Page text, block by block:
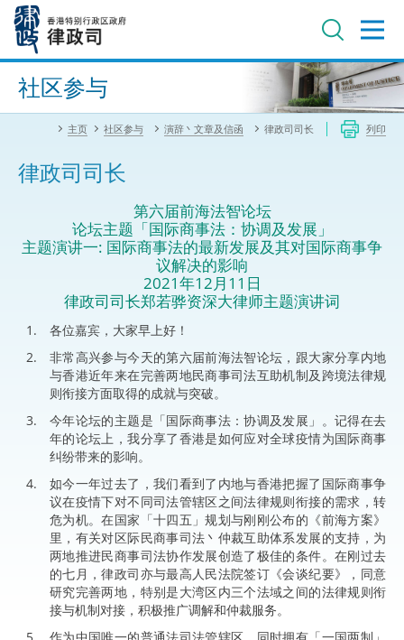
内
进阶搜寻
社区参与
主页 社区参与 演辞丶文章及信函 律政司司长 列印
律政司司长
第六届前海法智论坛
论坛主题「国际商事法：协调及发展」
主题演讲一: 国际商事法的最新发展及其对国际商事争
议解决的影响
2021年12月11日
律政司司长郑若骅资深大律师主题演讲词
各位嘉宾，大家早上好！
非常高兴参与今天的第六届前海法智论坛，跟大家分享内地
与香港近年来在完善两地民商事司法互助机制及跨境法律规
则衔接方面取得的成就与突破。
今年论坛的主题是「国际商事法：协调及发展」。记得在去
年的论坛上，我分享了香港是如何应对全球疫情为国际商事
纠纷带来的影响。
如今一年过去了，我们看到了内地与香港把握了国际商事争
议在疫情下对不同司法管辖区之间法律规则衔接的需求，转
危为机。在国家「十四五」规划与刚刚公布的《前海方案》
里，有关对区际民商事司法丶仲裁互助体系发展的支持，为
两地推进民商事司法协作发展创造了极佳的条件。在刚过去
的七月，律政司亦与最高人民法院签订《会谈纪要》，同意
研究完善两地，特别是大湾区内三个法域之间的法律规则衔
接与机制对接，积极推广调解和仲裁服务。